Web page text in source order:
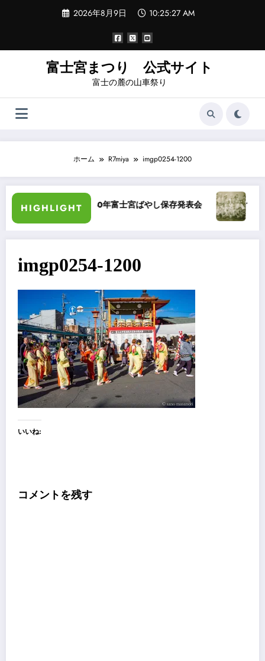
ツ
2026年8月9日 10:25:27 AM
富士宮まつり 公式サイト
富士の麓の山車祭り
ホーム R7miya imgp0254-1200
HIGHLIGHT昭和40年富士宮ばやし保存発表会 “祭りば
imgp0254-1200
いいね:
コメントを残す